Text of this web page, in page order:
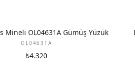
Mineli OL04631A Gümüş Yüzük
OL04631A
₺4.320